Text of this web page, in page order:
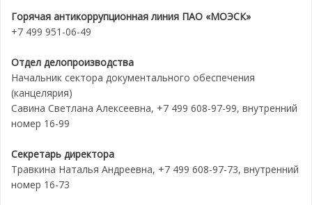
Горячая антикоррупционная линия ПАО «МОЭСК»
+7 499 951-06-49
Отдел делопроизводства
Начальник сектора документального обеспечения
(канцелярия)
Савина Светлана Алексеевна, +7 499 608-97-99, внутренний
номер 16-99
Секретарь директора
Травкина Наталья Андреевна, +7 499 608-97-73, внутренний
номер 16-73